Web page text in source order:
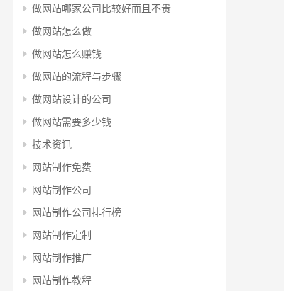
做网站哪家公司比较好而且不贵
做网站怎么做
做网站怎么赚钱
做网站的流程与步骤
做网站设计的公司
做网站需要多少钱
技术资讯
网站制作免费
网站制作公司
网站制作公司排行榜
网站制作定制
网站制作推广
网站制作教程